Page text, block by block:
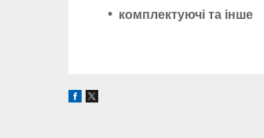
комплектуючі та інше